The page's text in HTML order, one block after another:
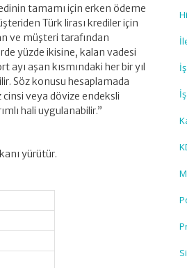
tamamı için erken ödeme
Türk lirası krediler için
ve müşteri tarafından
yüzde ikisine, kalan vadesi
aşan kısmındaki her bir yıl
Söz konusu hesaplamada
cinsi veya dövize endeksli
hali uygulanabilir.”
yürütür.